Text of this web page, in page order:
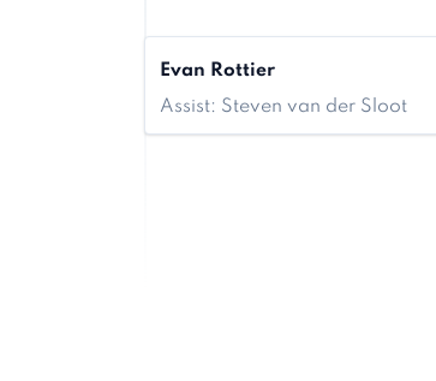
Evan Rottier
Assist: Steven van der Sloot